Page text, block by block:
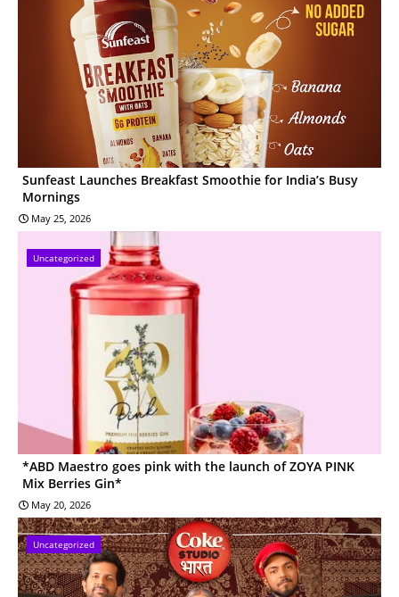
Sunfeast Launches Breakfast Smoothie for India’s Busy
Mornings
May 25, 2026
Uncategorized
*ABD Maestro goes pink with the launch of ZOYA PINK
Mix Berries Gin*
May 20, 2026
Uncategorized